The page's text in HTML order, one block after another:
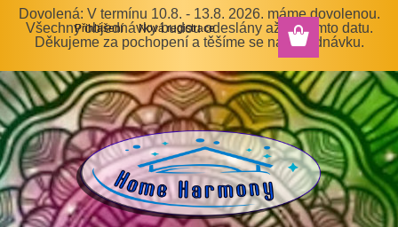
Dovolená: V termínu 10.8. - 13.8. 2026. máme dovolenou.
Všechny objednávky budou odeslány až po tomto datu.
Děkujeme za pochopení a těšíme se na objednávku.
Přihlášení Nová registrace